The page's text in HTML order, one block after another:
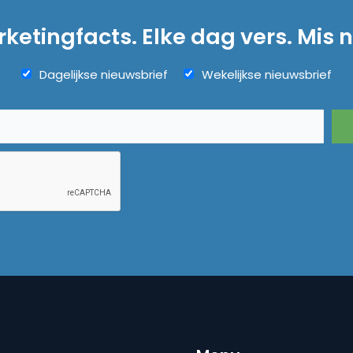
Elke dag vers. Mis
Dagelijkse nieuwsbrief Wekelijkse nieuwsbrief